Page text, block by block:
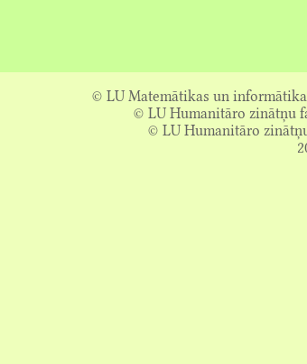
© LU Matemātikas un
© LU Humanitāro zinātņu
© LU Humanitāro